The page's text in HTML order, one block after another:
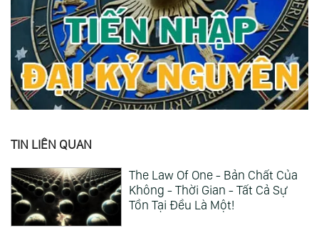
TIN LIÊN QUAN
The Law Of One - Bản Chất Của
Không - Thời Gian - Tất Cả Sự
Tồn Tại Đều Là Một!